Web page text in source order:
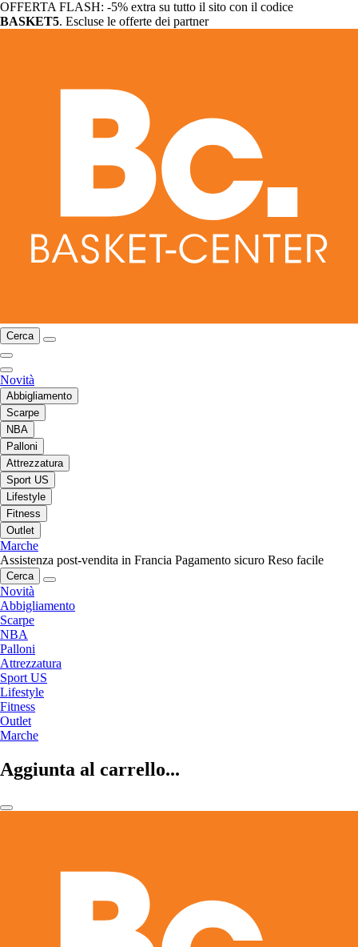
OFFERTA FLASH: -5% extra su tutto il sito con il codice
BASKET5. Escluse le offerte dei partner
Cerca
Novità
Abbigliamento
Scarpe
NBA
Palloni
Attrezzatura
Sport US
Lifestyle
Fitness
Outlet
Marche
Assistenza post-vendita in Francia Pagamento sicuro Reso facile
Cerca
Novità
Abbigliamento
Scarpe
NBA
Palloni
Attrezzatura
Sport US
Lifestyle
Fitness
Outlet
Marche
Aggiunta al carrello...